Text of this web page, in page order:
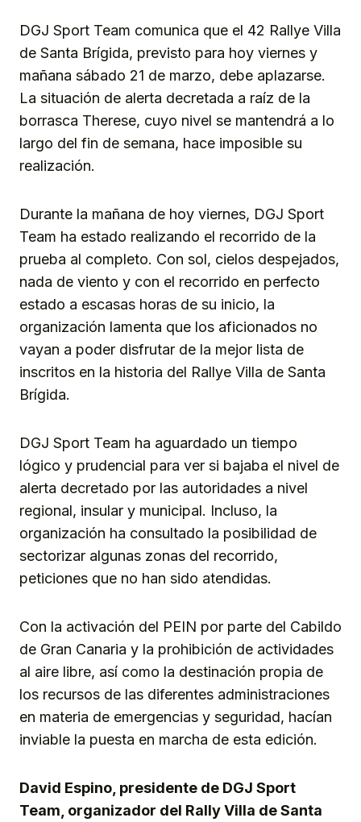
DGJ Sport Team comunica que el 42 Rallye Villa
de Santa Brígida, previsto para hoy viernes y
mañana sábado 21 de marzo, debe aplazarse.
La situación de alerta decretada a raíz de la
borrasca Therese, cuyo nivel se mantendrá a lo
largo del fin de semana, hace imposible su
realización.
Durante la mañana de hoy viernes, DGJ Sport
Team ha estado realizando el recorrido de la
prueba al completo. Con sol, cielos despejados,
nada de viento y con el recorrido en perfecto
estado a escasas horas de su inicio, la
organización lamenta que los aficionados no
vayan a poder disfrutar de la mejor lista de
inscritos en la historia del Rallye Villa de Santa
Brígida.
DGJ Sport Team ha aguardado un tiempo
lógico y prudencial para ver si bajaba el nivel de
alerta decretado por las autoridades a nivel
regional, insular y municipal. Incluso, la
organización ha consultado la posibilidad de
sectorizar algunas zonas del recorrido,
peticiones que no han sido atendidas.
Con la activación del PEIN por parte del Cabildo
de Gran Canaria y la prohibición de actividades
al aire libre, así como la destinación propia de
los recursos de las diferentes administraciones
en materia de emergencias y seguridad, hacían
inviable la puesta en marcha de esta edición.
David Espino, presidente de DGJ Sport
Team, organizador del Rally Villa de Santa